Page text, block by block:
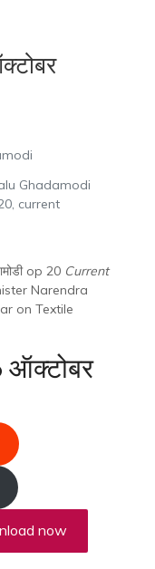
Ghadamodi
, current
op 20 Current
Narendra
on Textile
now